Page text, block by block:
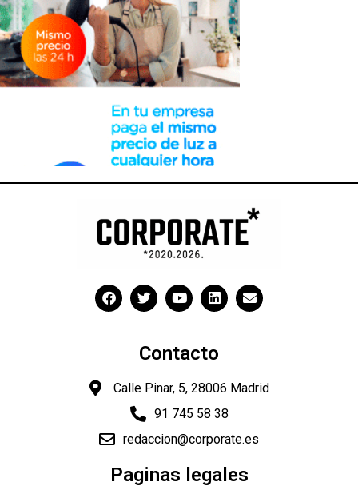
Contacto
Calle Pinar, 5, 28006 Madrid
91 745 58 38
redaccion@corporate.es
Paginas legales